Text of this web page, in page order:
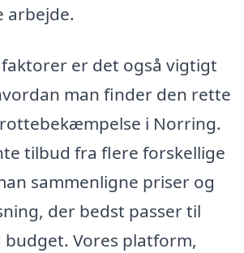
arbejde.
er det også vigtigt
man finder den rette
i Norring.
tilbud fra flere forskellige
sammenligne priser og
der bedst passer til
budget. Vores platform,